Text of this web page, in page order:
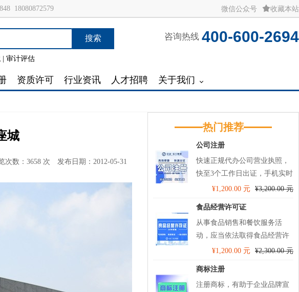
18080872579 微信公众号 收藏本站
搜索
审计评估
咨询热线 400-600-2694
资质许可 行业资讯 人才招聘 关于我们
城
次数：3658 次 发布日期：2012-05-31
热门推荐
公司注册
快速正规代办公司营业执照，
快至3个工作日出证，手机实时
查看办理进度，进行服务监
理记账送税务UKey托管和开票
软件技术服务
¥1,200.00 元 ¥3,200.00 元
食品经营许可证
从事食品销售和餐饮服务活
动，应当依法取得食品经营许
可。启冠易立财税专业代办食
¥1,200.00 元 ¥2,300.00 元
商标注册
注册商标，有助于企业品牌宣